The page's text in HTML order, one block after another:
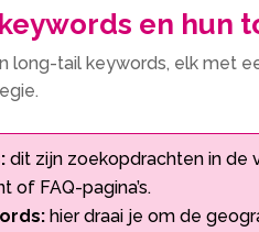
en hun
long-tail keywords, elk met
dit zijn zoekopdrachten in de
FAQ-pagina’s.​
hier draai je om de